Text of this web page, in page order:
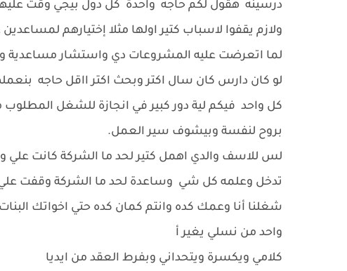
درسينه هقول لكم حاجه واحدة كل دول بيجي وقت
ولازم يقفوا لاسباب كتير اولها مثلا إختيارهم
لما اتعرضت عليه المشروعات دي واستشار مساعدية
لو كان دارس كان سال اكتر وبحث اكتر ااقل حاجه
كل واحد فيكم لية دور كبير في انجازة للشغل
بروح لنفسة وبيشوف سير العمل.
لس للاسف والدي اهمل كتير لحد ما الشركة كانت
تدخل وعلمه كل شي وساعدة لحد ما الشركة وقفت
شغلنا أنا وعمك كده وانتم كمان كده حتي اخواتك
واحد من نسلي يغير أ
كلامي ويكسرة ويتحداني وبفرط العقد من ايديا